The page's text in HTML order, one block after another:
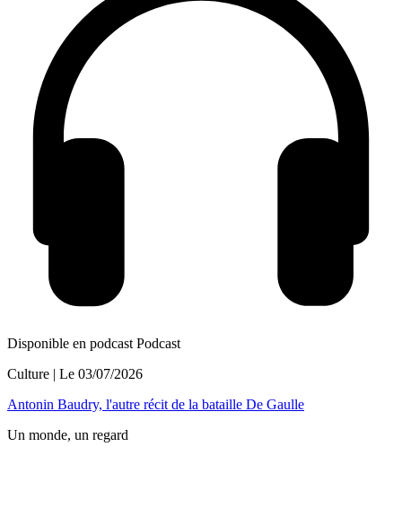
Disponible en podcast Podcast
Culture | Le 03/07/2026
Antonin Baudry, l'autre récit de la bataille De Gaulle
Un monde, un regard